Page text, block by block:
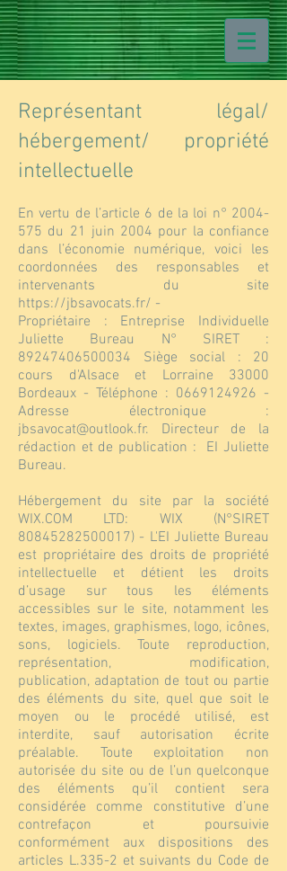
Représentant légal/
hébergement/ propriété
intellectuelle
En vertu de l’article 6 de la loi n° 2004-
575 du 21 juin 2004 pour la confiance
dans l’économie numérique, voici les
coordonnées des responsables et
intervenants du site
https://jbsavocats.fr/ -
Propriétaire : Entreprise Individuelle
Juliette Bureau N° SIRET :
89247406500034 Siège social : 20
cours d'Alsace et Lorraine 33000
Bordeaux - Téléphone : 0669124926 -
Adresse électronique :
jbsavocat@outlook.fr. Directeur de la
rédaction et de publication : EI Juliette
Bureau.
Hébergement du site par la société
WIX.COM LTD: WIX (N°SIRET
80845282500017) - L'EI Juliette Bureau
est propriétaire des droits de propriété
intellectuelle et détient les droits
d’usage sur tous les éléments
accessibles sur le site, notamment les
textes, images, graphismes, logo, icônes,
sons, logiciels. Toute reproduction,
représentation, modification,
publication, adaptation de tout ou partie
des éléments du site, quel que soit le
moyen ou le procédé utilisé, est
interdite, sauf autorisation écrite
préalable. Toute exploitation non
autorisée du site ou de l’un quelconque
des éléments qu’il contient sera
considérée comme constitutive d’une
contrefaçon et poursuivie
conformément aux dispositions des
articles L.335-2 et suivants du Code de